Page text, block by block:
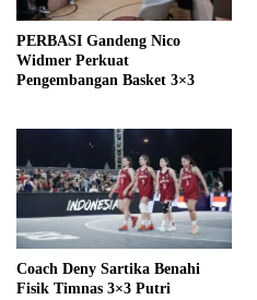
PERBASI Gandeng Nico
Widmer Perkuat
Pengembangan Basket 3×3
Coach Deny Sartika Benahi
Fisik Timnas 3×3 Putri